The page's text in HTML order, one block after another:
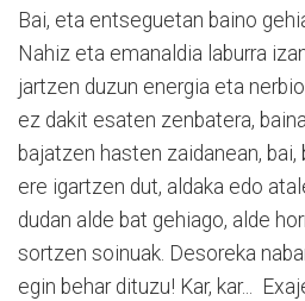
Bai, eta entseguetan baino
Nahiz eta emanaldia laburra
jartzen duzun energia eta
ez dakit esaten zenbatera,
bajatzen hasten zaidanean, bai,
ere igartzen dut, aldaka edo
dudan alde bat gehiago, alde
sortzen soinuak. Desoreka
egin behar dituzu! Kar, kar...